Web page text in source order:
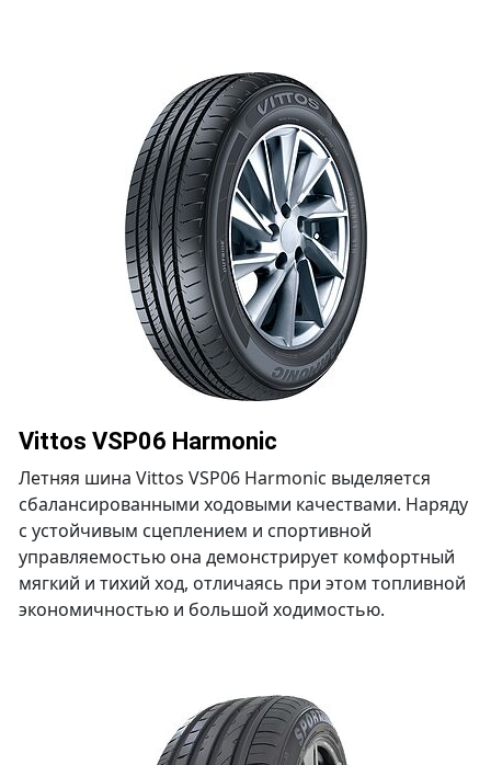
Vittos VSP06 Harmonic
Летняя шина Vittos VSP06 Harmonic выделяется
сбалансированными ходовыми качествами. Наряду
с устойчивым сцеплением и спортивной
управляемостью она демонстрирует комфортный
мягкий и тихий ход, отличаясь при этом топливной
экономичностью и большой ходимостью.